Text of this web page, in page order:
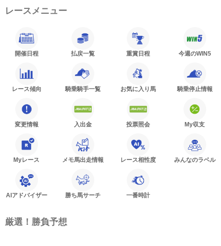
レースメニュー
開催日程 払戻一覧 重賞日程 今週のWIN5
レース傾向 騎乗騎手一覧 お気に入り馬 騎乗停止情報
変更情報 入出金 投票照会 My収支
Myレース メモ馬出走情報 レース相性度 みんなのラベル
AIアドバイザー 勝ち馬サーチ 一番時計
厳選！勝負予想